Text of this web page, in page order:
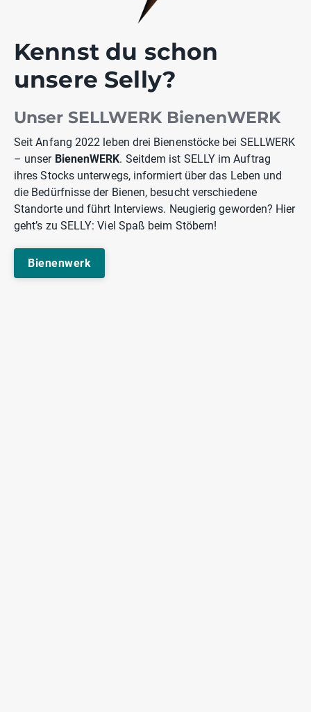
Kennst du schon
unsere Selly?
Unser SELLWERK BienenWERK
Seit Anfang 2022 leben drei Bienenstöcke bei SELLWERK
– unser BienenWERK. Seitdem ist SELLY im Auftrag
ihres Stocks unterwegs, informiert über das Leben und
die Bedürfnisse der Bienen, besucht verschiedene
Standorte und führt Interviews. Neugierig geworden? Hier
geht’s zu SELLY: Viel Spaß beim Stöbern!
Bienenwerk